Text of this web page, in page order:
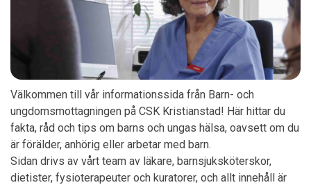
Välkommen till vår informationssida från Barn- och
ungdomsmottagningen på CSK Kristianstad! Här hittar du
fakta, råd och tips om barns och ungas hälsa, oavsett om du
är förälder, anhörig eller arbetar med barn.
Sidan drivs av vårt team av läkare, barnsjuksköterskor,
dietister, fysioterapeuter och kuratorer, och allt innehåll är